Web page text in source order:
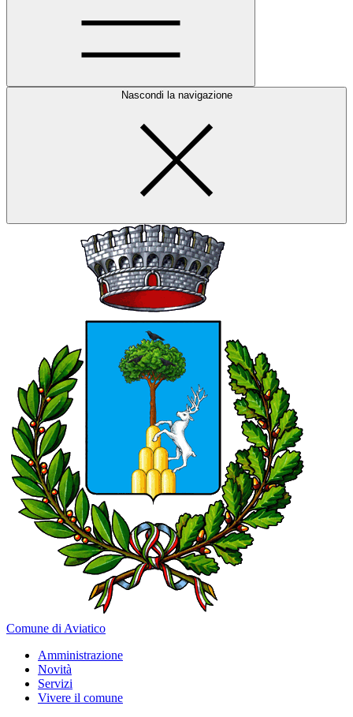
Nascondi la navigazione
Comune di Aviatico
Amministrazione
Novità
Servizi
Vivere il comune